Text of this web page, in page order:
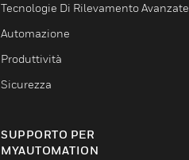
Tecnologie Di Rilevamento Avanzate
Automazione
Produttività
Sicurezza
SUPPORTO PER
MYAUTOMATION